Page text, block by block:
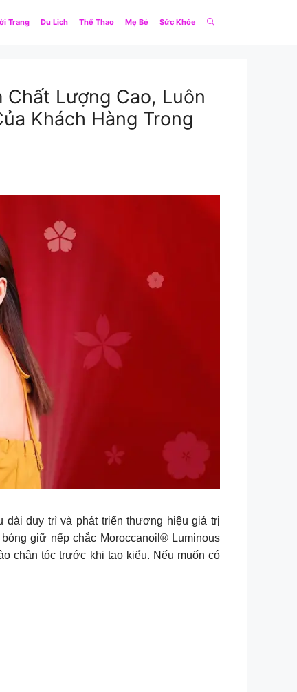
Trang Du Lịch Thể Thao Mẹ Bé Sức Khỏe
Chất Lượng Cao, Luôn
Khách Hàng Trong
dài duy trì và phát triển thương hiệu giá trị
giữ nếp chắc Moroccanoil® Luminous
chân tóc trước khi tạo kiểu. Nếu muốn có